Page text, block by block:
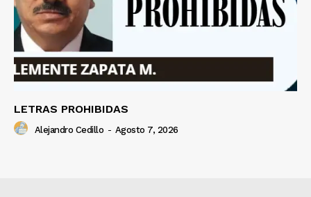
LETRAS PROHIBIDAS
Alejandro Cedillo - Agosto 7, 2026